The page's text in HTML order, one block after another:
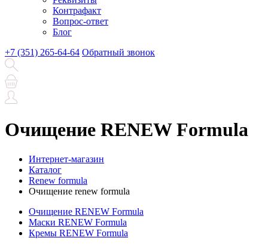
Контрафакт
Вопрос-ответ
Блог
+7 (351) 265-64-64 Обратный звонок
Очищение RENEW Formula
Интернет-магазин
Каталог
Renew formula
Очищение renew formula
Очищение RENEW Formula
Маски RENEW Formula
Кремы RENEW Formula